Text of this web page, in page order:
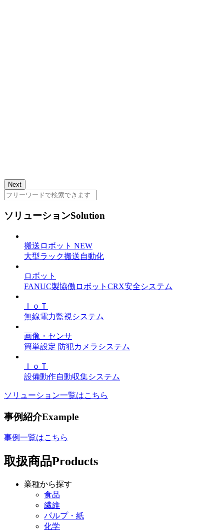
Next
ソリューションSolution
搬送ロボット NEW
大型ラック搬送自動化
ロボット
FANUC製協働ロボットCRX安全システム
ＩｏＴ
無線電力監視システム
画像・センサ
簡単設定 防犯カメラシステム
ＩｏＴ
設備動作自動収集システム
ソリューション一覧はこちら
事例紹介Example
事例一覧はこちら
取扱商品Products
業種から探す
食品
繊維
パルプ・紙
化学